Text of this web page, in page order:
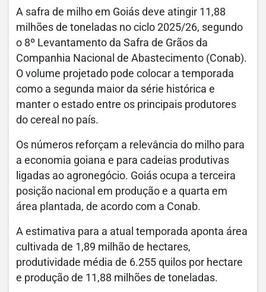
A safra de milho em Goiás deve atingir 11,88
milhões de toneladas no ciclo 2025/26, segundo
o 8º Levantamento da Safra de Grãos da
Companhia Nacional de Abastecimento (Conab).
O volume projetado pode colocar a temporada
como a segunda maior da série histórica e
manter o estado entre os principais produtores
do cereal no país.
Os números reforçam a relevância do milho para
a economia goiana e para cadeias produtivas
ligadas ao agronegócio. Goiás ocupa a terceira
posição nacional em produção e a quarta em
área plantada, de acordo com a Conab.
A estimativa para a atual temporada aponta área
cultivada de 1,89 milhão de hectares,
produtividade média de 6.255 quilos por hectare
e produção de 11,88 milhões de toneladas.